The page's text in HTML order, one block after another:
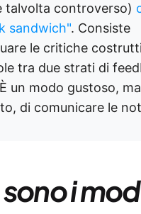
talvolta controverso)
sandwich". Consiste
le critiche
tra due strati di
un modo gustoso,
di comunicare le
i